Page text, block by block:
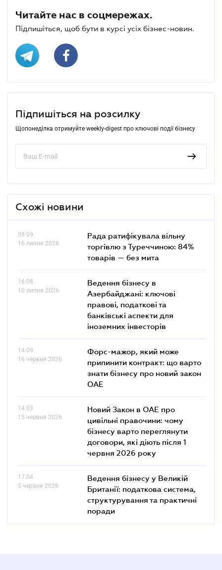
Читайте нас в соцмережах.
Підпишіться, щоб бути в курсі усіх бізнес-новин.
Підпишіться на розсилку
Щопонеділка отримуйте weekly-digest про ключові події бізнесу
Схожі новини
09.09
16 липня 2026
Рада ратифікувала вільну
торгівлю з Туреччиною: 84%
товарів — без мита
16.08
10 липня 2026
Ведення бізнесу в
Азербайджані: ключові
правові, податкові та
банківські аcпекти для
іноземних інвесторів
14.09
16 червня 2026
Форс-мажор, який може
припинити контракт: що варто
знати бізнесу про новий закон
ОАЕ
14.03
15 червня 2026
Новий Закон в ОАЕ про
цивільні правочини: чому
бізнесу варто переглянути
договори, які діють після 1
червня 2026 року
17.04
5 червня 2026
Ведення бізнесу у Великій
Британії: податкова система,
структурування та практичні
поради